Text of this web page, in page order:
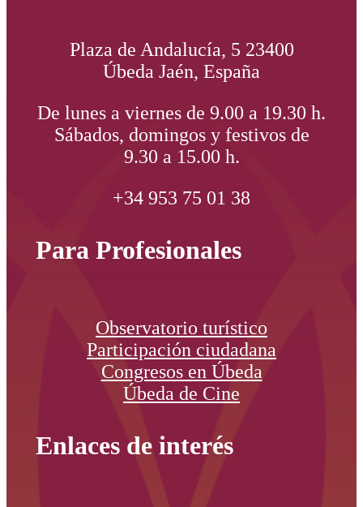
Plaza de Andalucía, 5 23400
Úbeda Jaén, España
De lunes a viernes de 9.00 a 19.30 h.
Sábados, domingos y festivos de
9.30 a 15.00 h.
+34 953 75 01 38
Para Profesionales
Observatorio turístico
Participación ciudadana
Congresos en Úbeda
Úbeda de Cine
Enlaces de interés